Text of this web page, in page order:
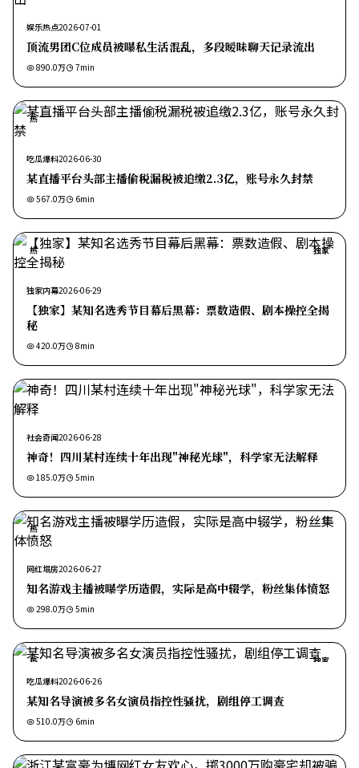
娱乐热点2026-07-01
顶流男团C位成员被曝私生活混乱，多段暧昧聊天记录流出
890.0万 7min
热
吃瓜爆料2026-06-30
某直播平台头部主播偷税漏税被追缴2.3亿，账号永久封禁
567.0万 6min
热 独家
独家内幕2026-06-29
【独家】某知名选秀节目幕后黑幕：票数造假、剧本操控全揭
秘
420.0万 8min
社会奇闻2026-06-28
神奇！四川某村连续十年出现"神秘光球"，科学家无法解释
185.0万 5min
热
网红塌房2026-06-27
知名游戏主播被曝学历造假，实际是高中辍学，粉丝集体愤怒
298.0万 5min
热
独家
吃瓜爆料2026-06-26
某知名导演被多名女演员指控性骚扰，剧组停工调查
510.0万 6min